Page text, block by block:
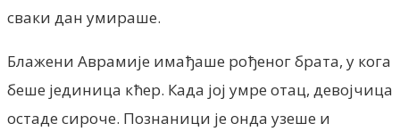
сваки дан умираше.
Блажени Аврамије имађаше рођеног брата, у кога
беше јединица кћер. Када јој умре отац, девојчица
остаде сироче. Познаници је онда узеше и